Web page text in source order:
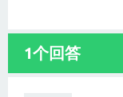
1个回答